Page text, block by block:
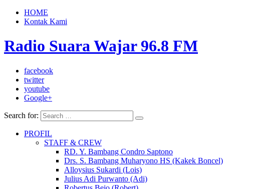
HOME
Kontak Kami
Radio Suara Wajar 96.8 FM
facebook
twitter
youtube
Google+
Search for:
PROFIL
STAFF & CREW
RD. Y. Bambang Condro Saptono
Drs. S. Bambang Muharyono HS (Kakek Boncel)
Alloysius Sukardi (Lois)
Julius Adi Purwanto (Adi)